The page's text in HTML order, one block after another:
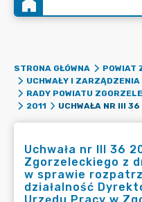
STRONA GŁÓWNA
POWIAT
UCHWAŁY I ZARZĄDZENIA
RADY POWIATU
2011
Uchwała nr III 36
Zgorzeleckiego z
w sprawie
działalność